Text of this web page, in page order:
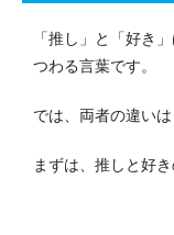
「推し」と「好き
つわる言葉です。
では、両者の違い
まずは、推しと好